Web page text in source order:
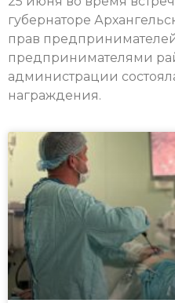
губернаторе
прав
предпринимателями
администрации
награждения.